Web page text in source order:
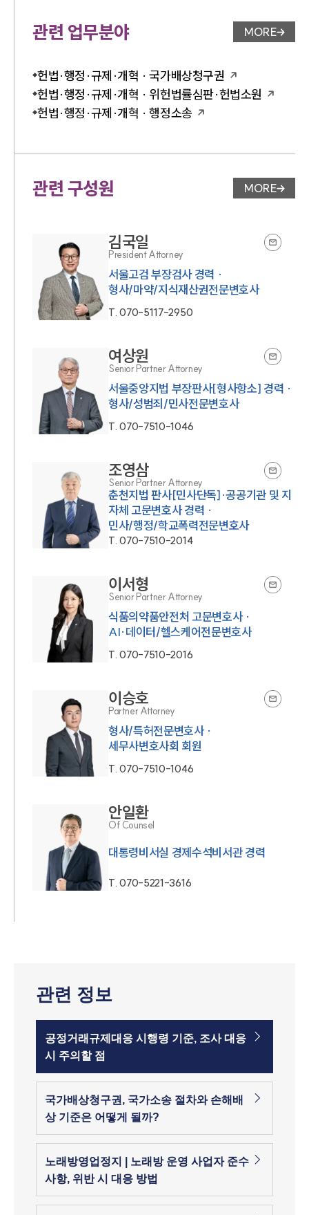
관련 업무분야 업무분야
MORE
헌법·행정·규제·개혁 · 국가배상청구권
헌법·행정·규제·개혁 · 위헌법률심판·헌법소원
헌법·행정·규제·개혁 · 행정소송
관련 구성원 변호사 페
MORE
김국일
President Attorney
서울고검 부장검사 경력 ·
형사/마약/지식재산권전문변호사
T.070-5117-2950
여상원
Senior Partner Attorney
서울중앙지법 부장판사[형사항소] 경력 ·
형사/성범죄/민사전문변호사
T.070-7510-1046
조영삼
Senior Partner Attorney
춘천지법 판사[민사단독]·공공기관 및 지
자체 고문변호사 경력 ·
민사/행정/학교폭력전문변호사
T.070-7510-2014
이서형
Senior Partner Attorney
식품의약품안전처 고문변호사 ·
AI·데이터/헬스케어전문변호사
T.070-7510-2016
이승호
Partner Attorney
형사/특허전문변호사 ·
세무사변호사회 회원
T.070-7510-1046
안일환
Of Counsel
대통령비서실 경제수석비서관 경력
T.070-5221-3616
관련 정보
공정거래규제대응 시행령 기준, 조사 대응
시 주의할 점
국가배상청구권, 국가소송 절차와 손해배
상 기준은 어떻게 될까?
노래방영업정지 | 노래방 운영 사업자 준수
사항, 위반 시 대응 방법